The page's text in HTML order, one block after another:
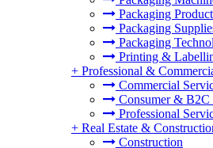
Packaging
Packaging
Packaging
Printing &
+ Professional &
Commercial
Consumer & B2C
Professional
+ Real Estate &
Construction